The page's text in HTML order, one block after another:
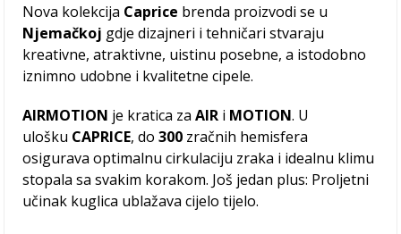
Nova kolekcija Caprice brenda proizvodi se u
Njemačkoj gdje dizajneri i tehničari stvaraju
kreativne, atraktivne, uistinu posebne, a istodobno
iznimno udobne i kvalitetne cipele.
AIRMOTION je kratica zaAIR i MOTION. U
ulošku CAPRICE, do 300 zračnih hemisfera
osigurava optimalnu cirkulaciju zraka i idealnu klimu
stopala sa svakim korakom. Još jedan plus: Proljetni
učinak kuglica ublažava cijelo tijelo.